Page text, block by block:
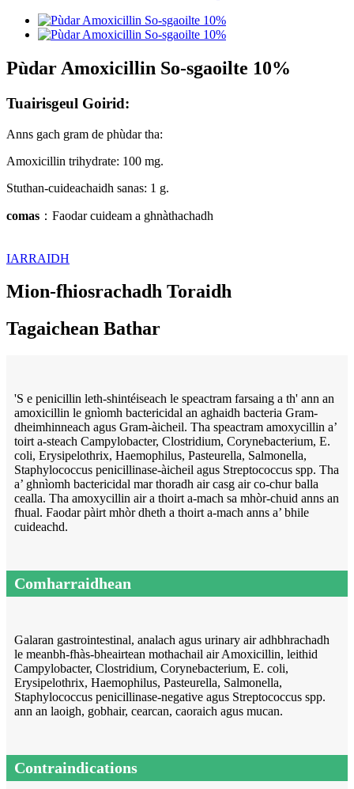
Pùdar Amoxicillin So-sgaoilte 10%
Tuairisgeul Goirid:
Anns gach gram de phùdar tha:
Amoxicillin trihydrate: 100 mg.
Stuthan-cuideachaidh sanas: 1 g.
comas ： Faodar cuideam a ghnàthachadh
IARRAIDH
Mion-fhiosrachadh Toraidh
Tagaichean Bathar
'S e penicillin leth-shintéiseach le speactram farsaing a th' ann an
amoxicillin le gnìomh bactericidal an aghaidh bacteria Gram-
dheimhinneach agus Gram-àicheil. Tha speactram amoxycillin a’
toirt a-steach Campylobacter, Clostridium, Corynebacterium, E.
coli, Erysipelothrix, Haemophilus, Pasteurella, Salmonella,
Staphylococcus penicillinase-àicheil agus Streptococcus spp. Tha
a’ ghnìomh bactericidal mar thoradh air casg air co-chur balla
cealla. Tha amoxycillin air a thoirt a-mach sa mhòr-chuid anns an
fhual. Faodar pàirt mhòr dheth a thoirt a-mach anns a’ bhile
cuideachd.
Comharraidhean
Galaran gastrointestinal, analach agus urinary air adhbhrachadh
le meanbh-fhàs-bheairtean mothachail air Amoxicillin, leithid
Campylobacter, Clostridium, Corynebacterium, E. coli,
Erysipelothrix, Haemophilus, Pasteurella, Salmonella,
Staphylococcus penicillinase-negative agus Streptococcus spp.
ann an laoigh, gobhair, cearcan, caoraich agus mucan.
Contraindications